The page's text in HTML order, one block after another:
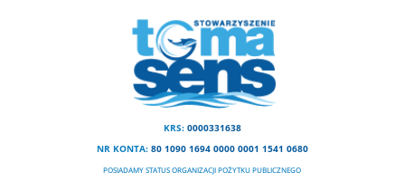
KRS: 0000331638
NR KONTA: 80 1090 1694 0000 0001 1541 0680
POSIADAMY STATUS ORGANIZACJI POŻYTKU PUBLICZNEGO